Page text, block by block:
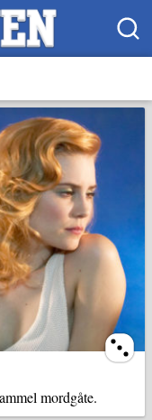
SØK
mordgåte.